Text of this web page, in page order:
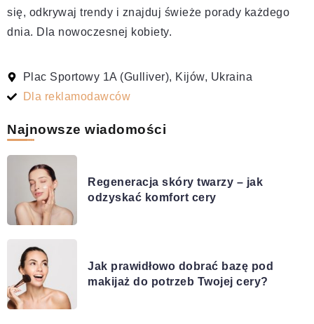
się, odkrywaj trendy i znajduj świeże porady każdego
dnia. Dla nowoczesnej kobiety.
Plac Sportowy 1A (Gulliver), Kijów, Ukraina
Dla reklamodawców
Najnowsze wiadomości
Regeneracja skóry twarzy – jak
odzyskać komfort cery
Jak prawidłowo dobrać bazę pod
makijaż do potrzeb Twojej cery?